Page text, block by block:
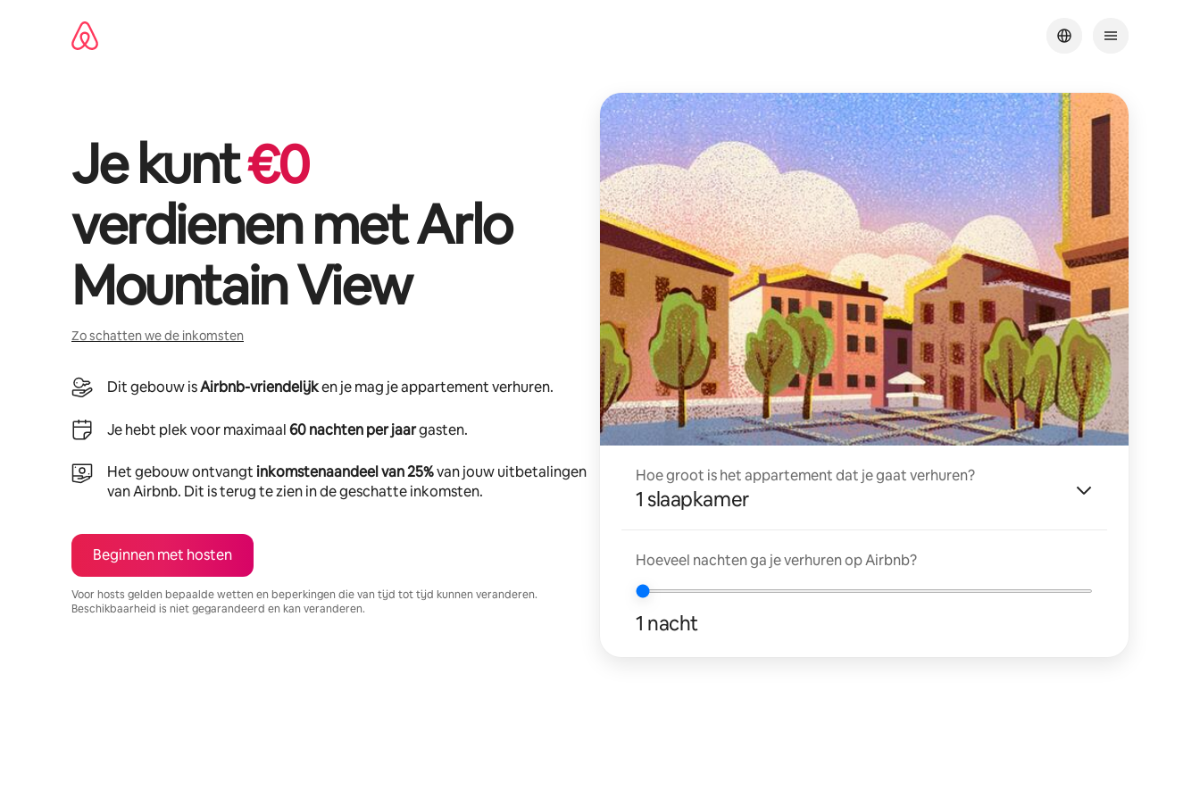
Je kunt€0
verdienen metArlo
Mountain View
Zo schatten we de inkomsten
Dit gebouw isAirbnb-vriendelijken je mag je appartement verhuren.
Je hebt plek voor maximaal60 nachten per jaargasten.
Het gebouw ontvangt inkomstenaandeel van 25%van jouw uitbetalingen
van Airbnb. Dit is terug te zien in de geschatte inkomsten.
Beginnen met hosten
Voor hosts gelden bepaalde wetten en beperkingen die van tijd tot tijd kunnen veranderen.
Beschikbaarheid is niet gegarandeerd en kan veranderen.
Hoe groot is het appartement dat je gaat verhuren?
1 slaapkamer
Hoeveel nachten ga je verhuren op Airbnb?
1 nacht